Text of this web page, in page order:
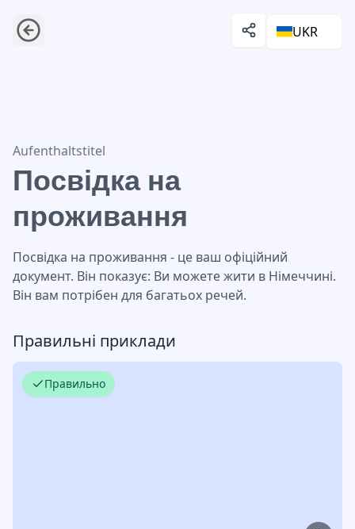
UKR
Посвідка на проживання
Aufenthaltstitel
Посвідка на
проживання
Посвідка на проживання - це ваш офіційний
документ. Він показує: Ви можете жити в Німеччині.
Він вам потрібен для багатьох речей.
Правильні приклади
Правильно